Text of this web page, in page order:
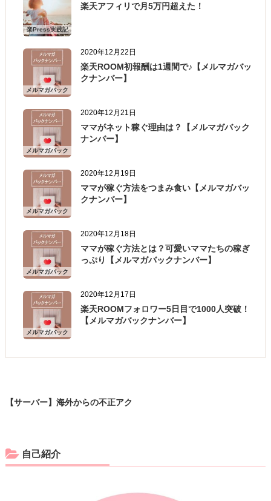
楽Press実践記
楽天アフィリで月5万円超えた！
メルマガバック
ナンバー
2020年12月22日
楽天ROOM初報酬は1週間で♪【メルマガバッ
クナンバー】
メルマガバック
ナンバー
2020年12月21日
ママがネット稼ぐ理由は？【メルマガバック
ナンバー】
メルマガバック
ナンバー
2020年12月19日
ママが稼ぐ方法をつまみ食い【メルマガバッ
クナンバー】
メルマガバック
ナンバー
2020年12月18日
ママが稼ぐ方法とは？可愛いママたちの稼ぎ
っぷり【メルマガバックナンバー】
メルマガバック
ナンバー
2020年12月17日
楽天ROOMフォロワー5日目で1000人突破！
【メルマガバックナンバー】
【サーバー】海外からの不正アク
自己紹介